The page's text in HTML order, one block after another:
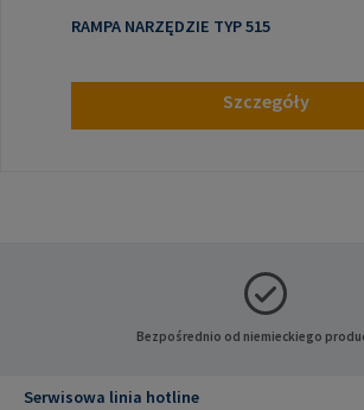
RAMPA NARZĘDZIE TYP 515
Szczegóły
Bezpośrednio od niemieckiego
Serwisowa linia hotline